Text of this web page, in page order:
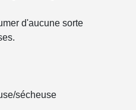
d'aucune sorte
sécheuse